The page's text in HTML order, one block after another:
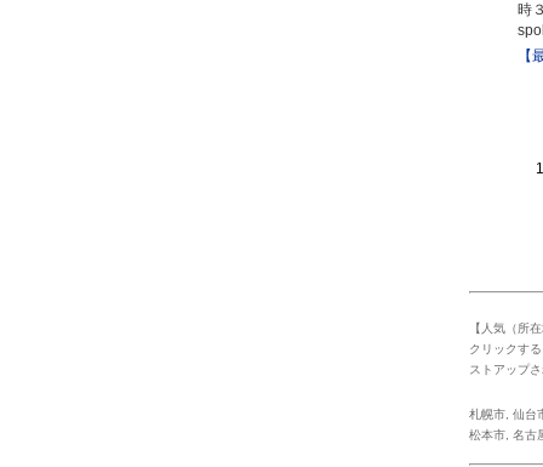
時
【
1
【人気（所
クリックす
ストアップさ
札幌市 仙台
松本市 名古